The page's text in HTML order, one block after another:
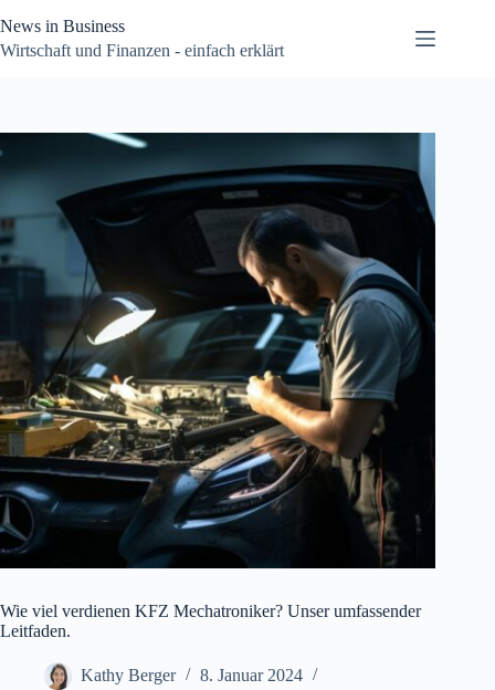
Inhalt
springen
News in Business
Wirtschaft und Finanzen - einfach erklärt
Wie viel verdienen KFZ Mechatroniker? Unser umfassender
Leitfaden.
Kathy Berger
8. Januar 2024